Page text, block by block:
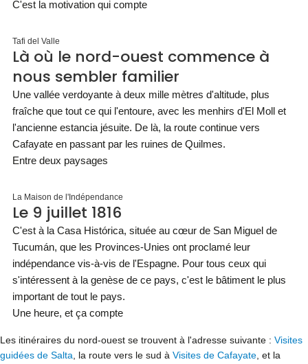
C'est la motivation qui compte
Tafi del Valle
Là où le nord-ouest commence à
nous sembler familier
Une vallée verdoyante à deux mille mètres d'altitude, plus
fraîche que tout ce qui l'entoure, avec les menhirs d'El Moll et
l'ancienne estancia jésuite. De là, la route continue vers
Cafayate en passant par les ruines de Quilmes.
Entre deux paysages
La Maison de l'Indépendance
Le 9 juillet 1816
C'est à la Casa Histórica, située au cœur de San Miguel de
Tucumán, que les Provinces-Unies ont proclamé leur
indépendance vis-à-vis de l'Espagne. Pour tous ceux qui
s'intéressent à la genèse de ce pays, c'est le bâtiment le plus
important de tout le pays.
Une heure, et ça compte
Les itinéraires du nord-ouest se trouvent à l'adresse suivante : Visites
guidées de Salta , la route vers le sud à Visites de Cafayate , et la